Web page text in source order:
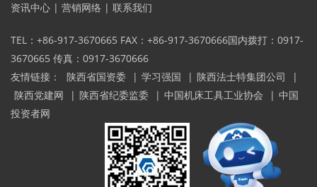
资讯中心 | 营销网络 | 联系我们
TEL：+86-917-3670665 FAX：+86-917-3670666国内拨打：0917-
3670665 传真：0917-3670666
友情链接：
陕西省国资委 | 学习强国 | 陕西法士特集团公司
|
陕西党建网
| 陕西省纪委监委 | 中国机床工具工业协会 | 中国
投资者网